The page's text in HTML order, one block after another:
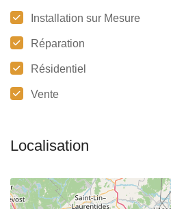
Installation sur Mesure
Réparation
Résidentiel
Vente